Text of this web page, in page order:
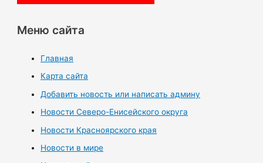
Меню сайта
Главная
Карта сайта
Добавить новость или написать админу
Новости Северо-Енисейского округа
Новости Красноярского края
Новости в мире